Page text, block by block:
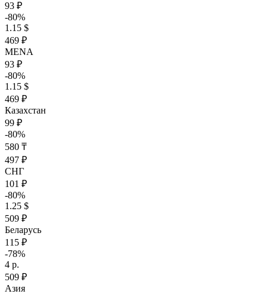
93 ₽
-80%
1.15 $
469 ₽
MENA
93 ₽
-80%
1.15 $
469 ₽
Казахстан
99 ₽
-80%
580 ₸
497 ₽
СНГ
101 ₽
-80%
1.25 $
509 ₽
Беларусь
115 ₽
-78%
4 р.
509 ₽
Азия